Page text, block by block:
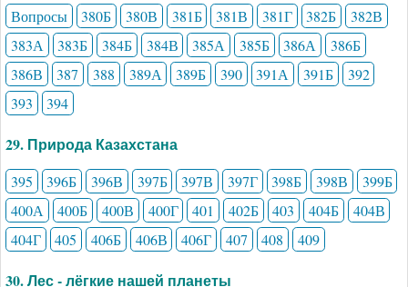
Вопросы 380Б 380В 381Б 381В 381Г 382Б
382В
383А
383Б 384Б 384В 385А 385Б 386А
386Б
386В
387 388 389А 389Б 390 391А 391Б
392
393
394
29. Природа Казахстана
395 396Б 396В 397Б 397В 397Г 398Б 398В
399Б
400А
400Б 400В 400Г 401 402Б 403 404Б
404В
404Г
405 406Б 406В 406Г 407 408 409
30. Лес - лёгкие нашей планеты